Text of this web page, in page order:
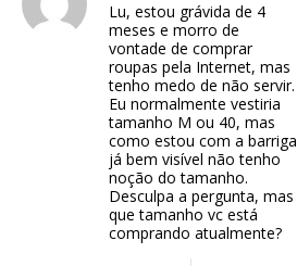
Lu, estou grávida de 4
meses e morro de
vontade de comprar
roupas pela Internet, mas
tenho medo de não servir.
Eu normalmente vestiria
tamanho M ou 40, mas
como estou com a barriga
já bem visível não tenho
noção do tamanho.
Desculpa a pergunta, mas
que tamanho vc está
comprando atualmente?